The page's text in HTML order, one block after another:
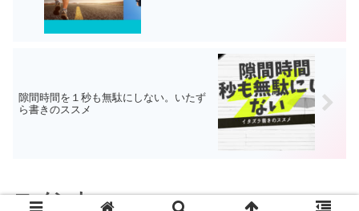
隙間時間を１秒も無駄にしない。いたず
ら書きのススメ
コメント